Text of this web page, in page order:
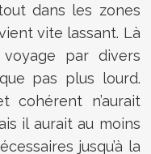
dans les zones
vite lassant. Là
par divers
pas plus lourd.
cohérent n’aurait
il aurait au moins
jusqu’à la